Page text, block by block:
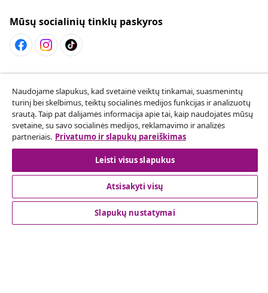
Mūsų socialinių tinklų paskyros
Sutarties atsisakymas
Pateikite prašymą atsisakyti užsakymo.
Sutarties atsisakymas
Klientų aptarnavimas
Naudojame slapukus, kad svetainė veiktų tinkamai, suasmenintų
turinį bei skelbimus, teiktų socialinės medijos funkcijas ir analizuotų
srautą. Taip pat dalijamės informacija apie tai, kaip naudojatės mūsų
svetaine, su savo socialinės medijos, reklamavimo ir analizės
partneriais. Privatumo ir slapukų pareiškimas
Leisti visus slapukus
Atsisakyti visų
Slapukų nustatymai